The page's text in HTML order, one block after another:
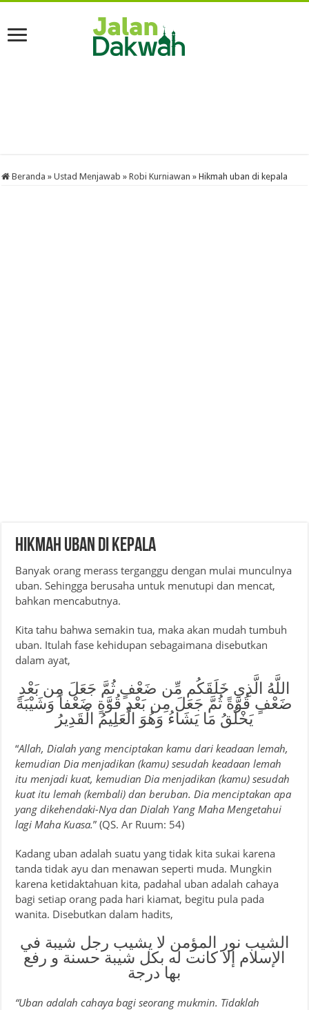
Beranda » Ustad Menjawab » Robi Kurniawan » Hikmah uban di kepala
Hikmah uban di kepala
Banyak orang merass terganggu dengan mulai munculnya
uban. Sehingga berusaha untuk menutupi dan mencat,
bahkan mencabutnya.
Kita tahu bahwa semakin tua, maka akan mudah tumbuh
uban. Itulah fase kehidupan sebagaimana disebutkan
dalam ayat,
اللَّهُ الَّذِي خَلَقَكُم مِّن ضَعْفٍ ثُمَّ جَعَلَ مِن بَعْدِ
ضَعْفٍ قُوَّةً ثُمَّ جَعَلَ مِن بَعْدِ قُوَّةٍ ضَعْفاً وَشَيْبَةً
يَخْلُقُ مَا يَشَاءُ وَهُوَ الْعَلِيمُ الْقَدِيرُ
“Allah, Dialah yang menciptakan kamu dari keadaan lemah,
kemudian Dia menjadikan (kamu) sesudah keadaan lemah
itu menjadi kuat, kemudian Dia menjadikan (kamu) sesudah
kuat itu lemah (kembali) dan beruban. Dia menciptakan apa
yang dikehendaki-Nya dan Dialah Yang Maha Mengetahui
lagi Maha Kuasa.” (QS. Ar Ruum: 54)
Kadang uban adalah suatu yang tidak kita sukai karena
tanda tidak ayu dan menawan seperti muda. Mungkin
karena ketidaktahuan kita, padahal uban adalah cahaya
bagi setiap orang pada hari kiamat, begitu pula pada
wanita. Disebutkan dalam hadits,
الشيب نور المؤمن لا يشيب رجل شيبة في
الإسلام إلا كانت له بكل شيبة حسنة و رفع
بها درجة
“Uban adalah cahaya bagi seorang mukmin. Tidaklah